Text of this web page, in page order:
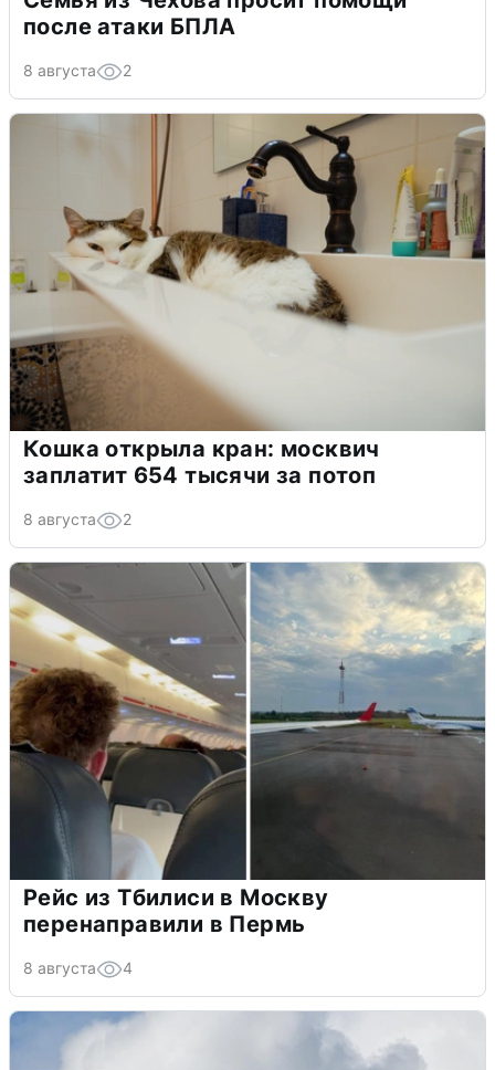
после атаки БПЛА
8 августа 2
Кошка открыла кран: москвич
заплатит 654 тысячи за потоп
8 августа 2
Рейс из Тбилиси в Москву
перенаправили в Пермь
8 августа 4